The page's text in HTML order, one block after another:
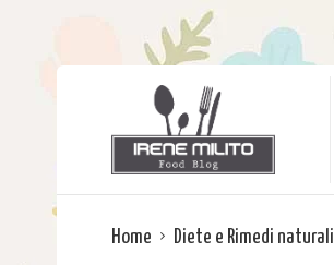
Home Diete e Rimedi naturali